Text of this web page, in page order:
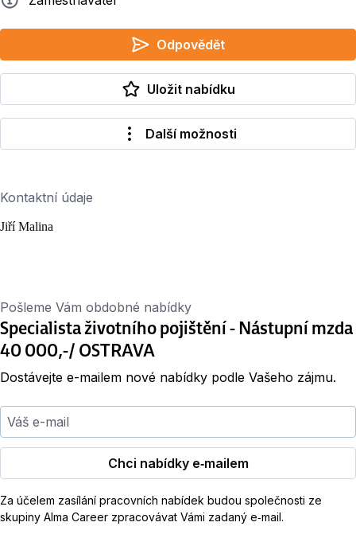
Odpovědět
Uložit nabídku
Další možnosti
Kontaktní údaje
Jiří Malina
Pošleme Vám obdobné nabídky
Specialista životního pojištění - Nástupní mzda
40 000,-/ OSTRAVA
Dostávejte e-mailem nové nabídky podle Vašeho zájmu.
Váš e-mail
Chci nabídky e‑mailem
Za účelem zasílání pracovních nabídek budou společnosti ze
skupiny Alma Career zpracovávat Vámi zadaný e‑mail.